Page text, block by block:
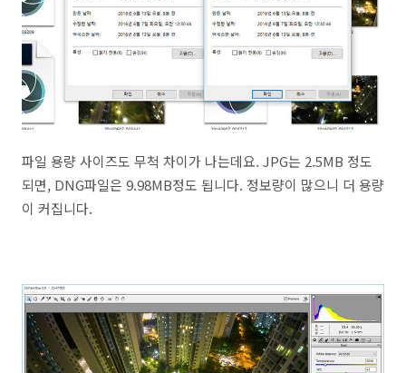
파일 용량 사이즈도 무척 차이가 나는데요. JPG는 2.5MB 정도
되면, DNG파일은 9.98MB정도 됩니다. 정보량이 많으니 더 용량
이 커집니다.